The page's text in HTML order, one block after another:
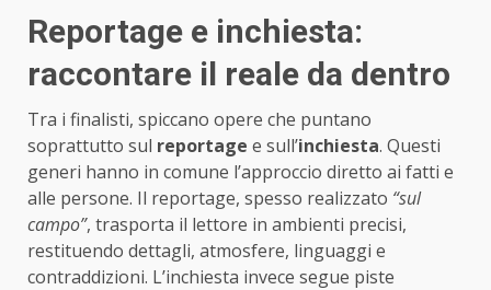
Reportage e inchiesta:
raccontare il reale da dentro
Tra i finalisti, spiccano opere che puntano
soprattutto sul reportage e sull’inchiesta. Questi
generi hanno in comune l’approccio diretto ai fatti e
alle persone. Il reportage, spesso realizzato “sul
campo”, trasporta il lettore in ambienti precisi,
restituendo dettagli, atmosfere, linguaggi e
contraddizioni. L’inchiesta invece segue piste